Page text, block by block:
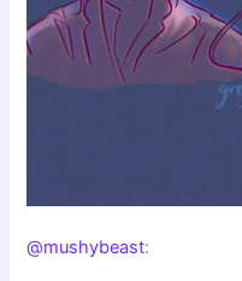
@mushybeast: